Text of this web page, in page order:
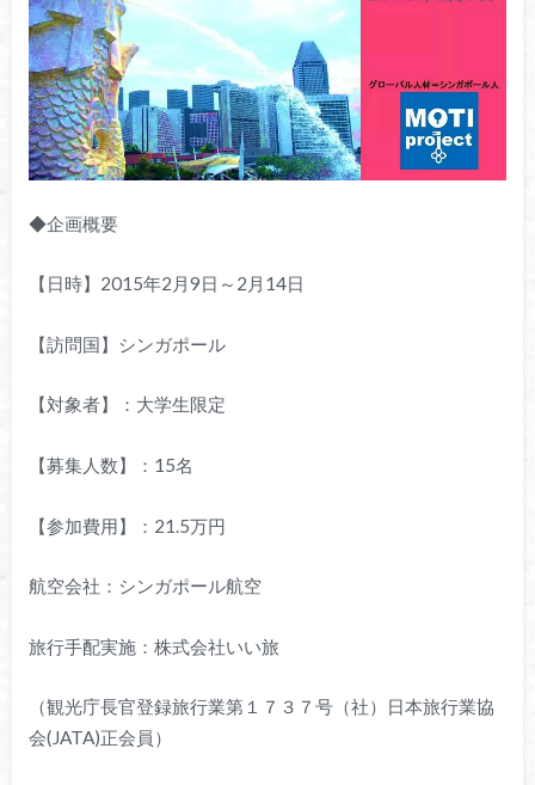
◆企画概要
【日時】2015年2月9日～2月14日
【訪問国】シンガポール
【対象者】：大学生限定
【募集人数】：15名
【参加費用】：21.5万円
航空会社：シンガポール航空
旅行手配実施：株式会社いい旅
（観光庁長官登録旅行業第１７３７号（社）日本旅行業協
会(JATA)正会員）